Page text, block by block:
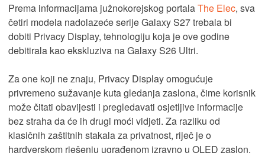
Prema informacijama južnokorejskog portalaThe Elec, sva
četiri modela nadolazeće serije Galaxy S27 trebala bi
dobiti Privacy Display, tehnologiju koja je ove godine
debitirala kao ekskluziva na Galaxy S26 Ultri.
Za one koji ne znaju, Privacy Display omogućuje
privremeno sužavanje kuta gledanja zaslona, čime korisnik
može čitati obavijesti i pregledavati osjetljive informacije
bez straha da će ih drugi moći vidjeti. Za razliku od
klasičnih zaštitnih stakala za privatnost, riječ je o
hardverskom rješenju ugrađenom izravno u OLED zaslon.